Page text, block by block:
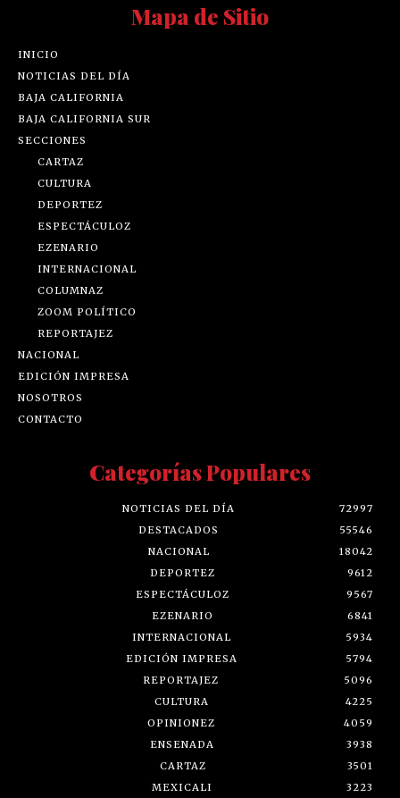
Mapa de Sitio
INICIO
NOTICIAS DEL DÍA
BAJA CALIFORNIA
BAJA CALIFORNIA SUR
SECCIONES
CARTAZ
CULTURA
DEPORTEZ
ESPECTÁCULOZ
EZENARIO
INTERNACIONAL
COLUMNAZ
ZOOM POLÍTICO
REPORTAJEZ
NACIONAL
EDICIÓN IMPRESA
NOSOTROS
CONTACTO
Categorías Populares
NOTICIAS DEL DÍA
72997
DESTACADOS
55546
NACIONAL
18042
DEPORTEZ
9612
ESPECTÁCULOZ
9567
EZENARIO
6841
INTERNACIONAL
5934
EDICIÓN IMPRESA
5794
REPORTAJEZ
5096
CULTURA
4225
OPINIONEZ
4059
ENSENADA
3938
CARTAZ
3501
MEXICALI
3223